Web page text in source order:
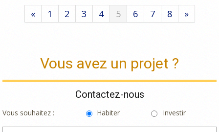
« 1 2 3 4 5 6 7 8 »
Vous avez un projet ?
Contactez-nous
Vous souhaitez : Habiter Investir